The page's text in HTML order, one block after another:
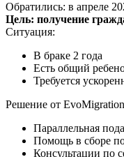
Обратились: в апреле
Цель: получение
Ситуация:
В браке 2 года
Есть общий
Требуется
Решение от
Параллельная
Помощь в сборе
Консультации по